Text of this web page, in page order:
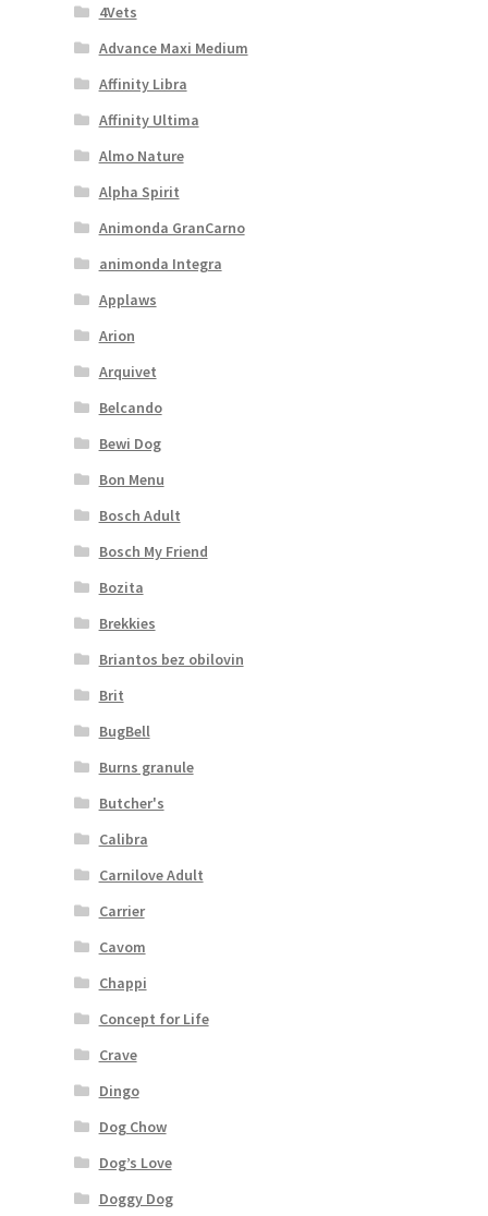
4Vets
Advance Maxi Medium
Affinity Libra
Affinity Ultima
Almo Nature
Alpha Spirit
Animonda GranCarno
animonda Integra
Applaws
Arion
Arquivet
Belcando
Bewi Dog
Bon Menu
Bosch Adult
Bosch My Friend
Bozita
Brekkies
Briantos bez obilovin
Brit
BugBell
Burns granule
Butcher's
Calibra
Carnilove Adult
Carrier
Cavom
Chappi
Concept for Life
Crave
Dingo
Dog Chow
Dog’s Love
Doggy Dog